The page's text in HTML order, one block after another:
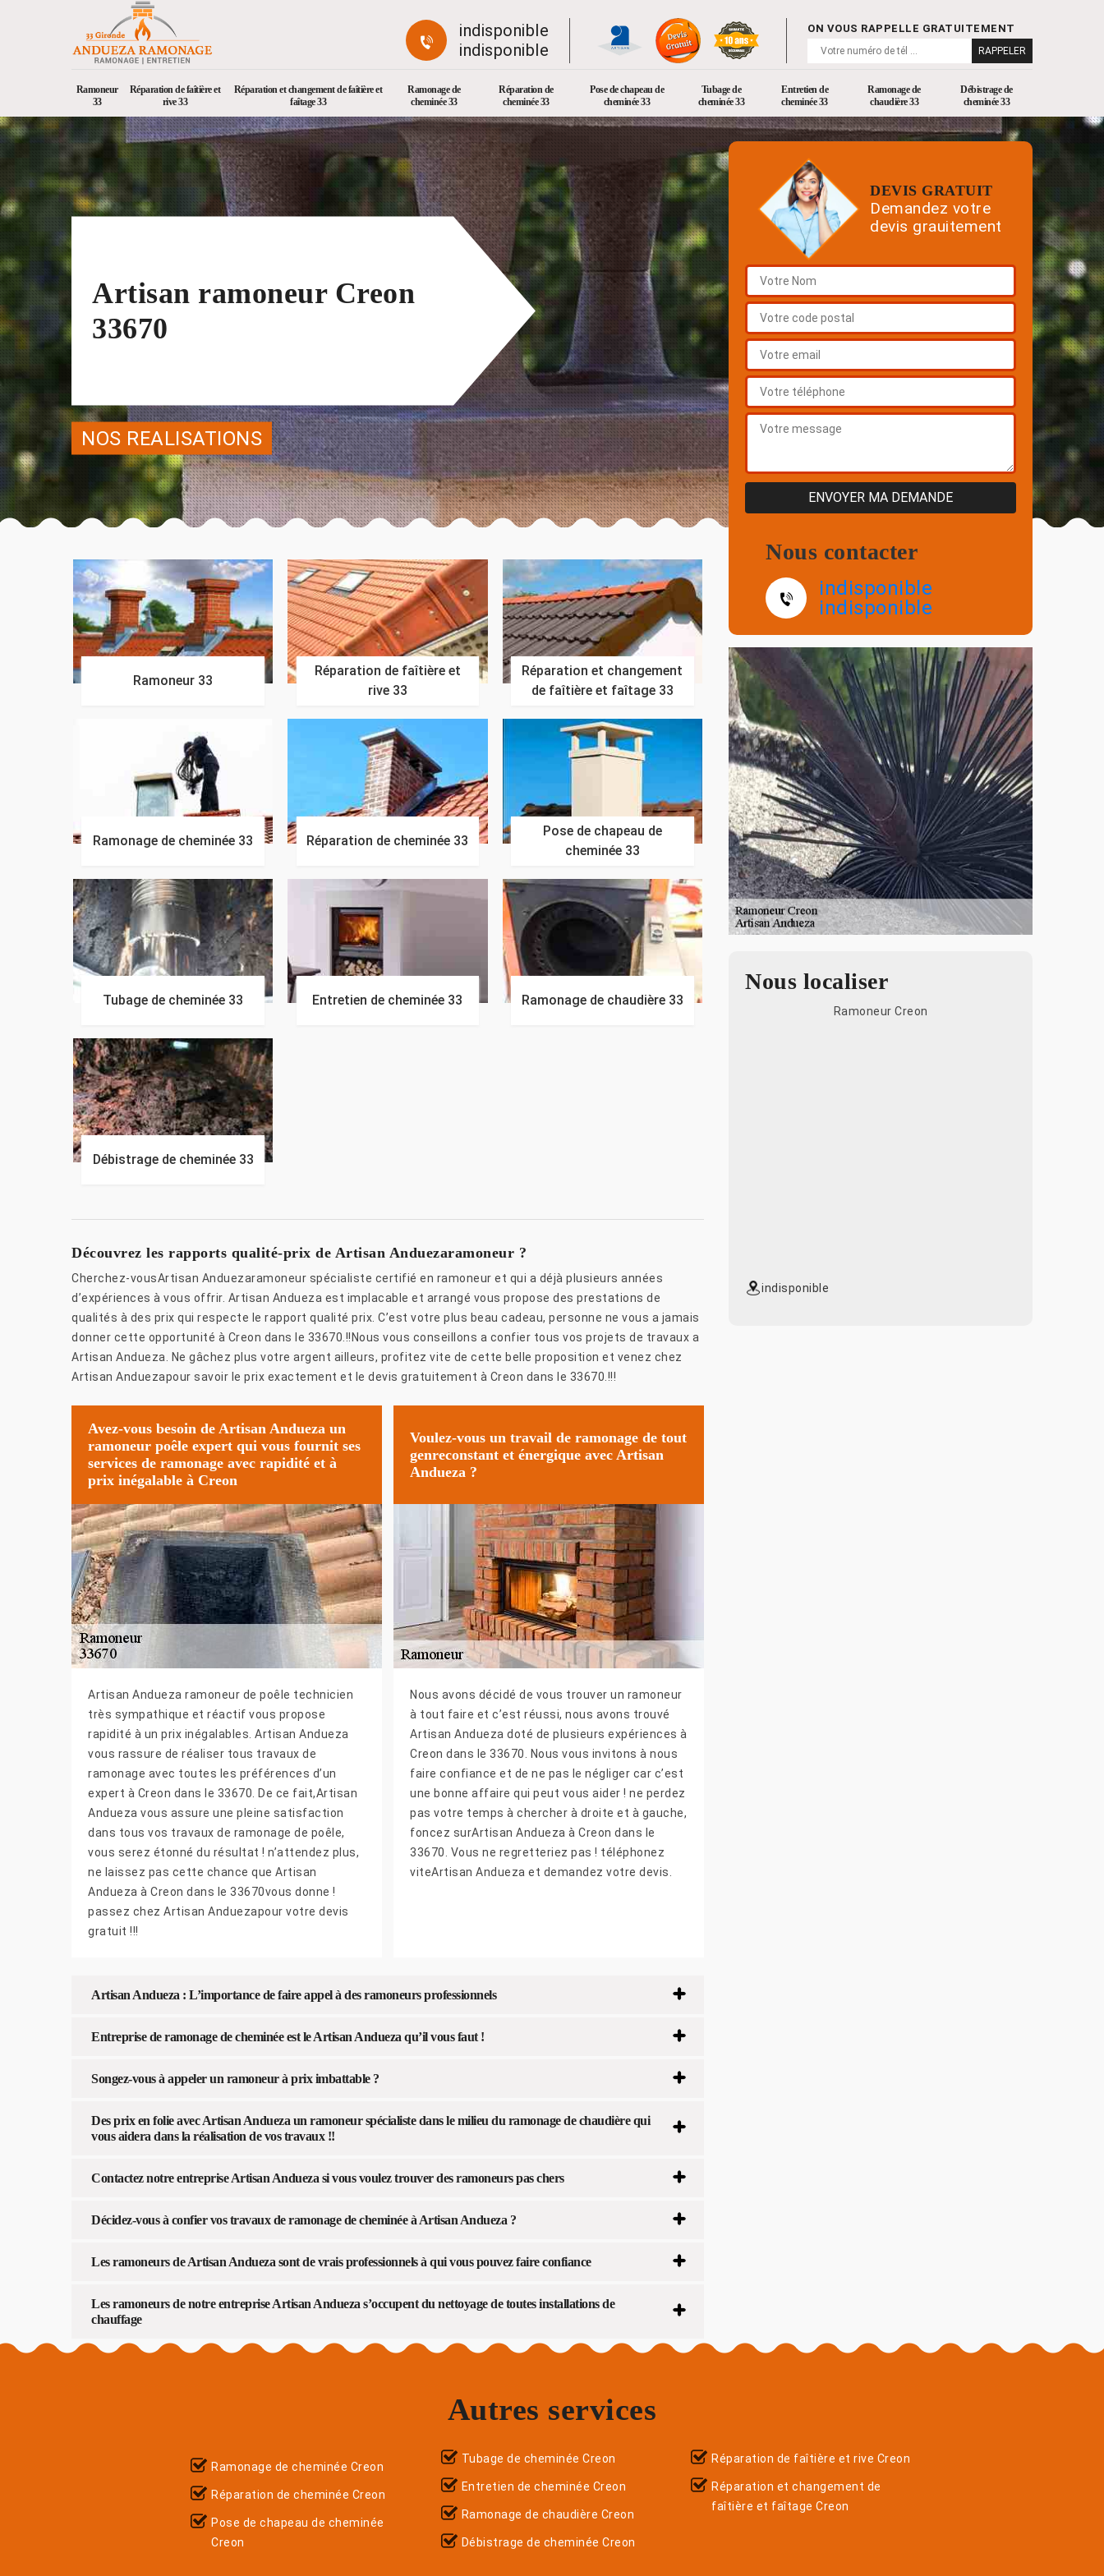
indisponible
indisponible
ON VOUS RAPPELLE GRATUITEMENT
Ramoneur
33
Réparation de faîtière et
rive 33
Réparation et changement de faîtière et
faîtage 33
Ramonage de
cheminée 33
Réparation de
cheminée 33
Pose de chapeau de
cheminée 33
Tubage de
cheminée 33
Entretien de
cheminée 33
Ramonage de
chaudière 33
Débistrage de
cheminée 33
Artisan ramoneur Creon
33670
NOS REALISATIONS
Ramoneur 33
Réparation de faîtière et
rive 33
Réparation et changement
de faîtière et faîtage 33
Ramonage de cheminée 33 Réparation de cheminée 33
Pose de chapeau de
cheminée 33
Tubage de cheminée 33 Entretien de cheminée 33 Ramonage de chaudière 33
Débistrage de cheminée 33
Découvrez les rapports qualité-prix de Artisan Anduezaramoneur ?
Cherchez-vousArtisan Anduezaramoneur spécialiste certifié en ramoneur et qui a déjà plusieurs années
d’expériences à vous offrir. Artisan Andueza est implacable et arrangé vous propose des prestations de
qualités à des prix qui respecte le rapport qualité prix. C’est votre plus beau cadeau, personne ne vous a jamais
donner cette opportunité à Creon dans le 33670.!!Nous vous conseillons a confier tous vos projets de travaux a
Artisan Andueza. Ne gâchez plus votre argent ailleurs, profitez vite de cette belle proposition et venez chez
Artisan Anduezapour savoir le prix exactement et le devis gratuitement à Creon dans le 33670.!!!
Avez-vous besoin de Artisan Andueza un
ramoneur poêle expert qui vous fournit ses
services de ramonage avec rapidité et à
prix inégalable à Creon
Artisan Andueza ramoneur de poêle technicien
très sympathique et réactif vous propose
rapidité à un prix inégalables. Artisan Andueza
vous rassure de réaliser tous travaux de
ramonage avec toutes les préférences d’un
expert à Creon dans le 33670. De ce fait,Artisan
Andueza vous assure une pleine satisfaction
dans tous vos travaux de ramonage de poêle,
vous serez étonné du résultat ! n’attendez plus,
ne laissez pas cette chance que Artisan
Andueza à Creon dans le 33670vous donne !
passez chez Artisan Anduezapour votre devis
gratuit !!!
Voulez-vous un travail de ramonage de tout
genreconstant et énergique avec Artisan
Andueza ?
Nous avons décidé de vous trouver un ramoneur
à tout faire et c’est réussi, nous avons trouvé
Artisan Andueza doté de plusieurs expériences à
Creon dans le 33670. Nous vous invitons à nous
faire confiance et de ne pas le négliger car c’est
une bonne affaire qui peut vous aider ! ne perdez
pas votre temps à chercher à droite et à gauche,
foncez surArtisan Andueza à Creon dans le
33670. Vous ne regretteriez pas ! téléphonez
viteArtisan Andueza et demandez votre devis.
Artisan Andueza : L’importance de faire appel à des ramoneurs professionnels
Entreprise de ramonage de cheminée est le Artisan Andueza qu’il vous faut !
Songez-vous à appeler un ramoneur à prix imbattable ?
Des prix en folie avec Artisan Andueza un ramoneur spécialiste dans le milieu du ramonage de chaudière qui
vous aidera dans la réalisation de vos travaux !!
Contactez notre entreprise Artisan Andueza si vous voulez trouver des ramoneurs pas chers
Décidez-vous à confier vos travaux de ramonage de cheminée à Artisan Andueza ?
Les ramoneurs de Artisan Andueza sont de vrais professionnels à qui vous pouvez faire confiance
Les ramoneurs de notre entreprise Artisan Andueza s’occupent du nettoyage de toutes installations de
chauffage
DEVIS GRATUIT
Demandez votre
devis grauitement
Nous contacter
indisponible
indisponible
Nous localiser
Ramoneur Creon
indisponible
Autres services
Ramonage de cheminée Creon
Réparation de cheminée Creon
Pose de chapeau de cheminée
Creon
Tubage de cheminée Creon
Entretien de cheminée Creon
Ramonage de chaudière Creon
Débistrage de cheminée Creon
Réparation de faîtière et rive Creon
Réparation et changement de
faîtière et faîtage Creon